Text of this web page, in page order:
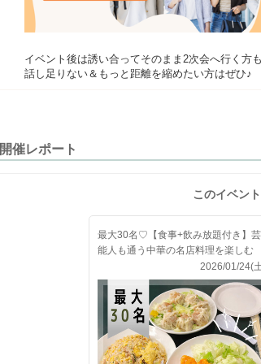
イベント後は誘い合ってそのまま2次会へ行く方も
話し足りない＆もっと距離を縮めたい方はぜひ♪
開催レポート
このイベン
最大30名♡【食事+飲み放題付き】芸
能人も通う中華の名店料理を楽しむ
2026/01/24(